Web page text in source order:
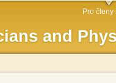
and
Pro členy